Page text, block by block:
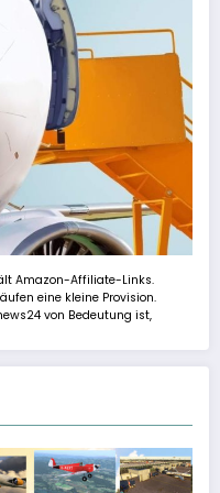
Amazon-Affiliate-Links.
eine kleine Provision.
von Bedeutung ist,